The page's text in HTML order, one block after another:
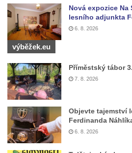
kostela svatého Mikuláše v Českých
Budějovicích
Socha svatého Jana Nepomuckého u
kostela svaté Rodiny v Českých
Socha S tebou v parku na
náměstí v Českých Budějovicích
Socha Tornádo v parku na
náměstí v Českých Budějovicích
Sousoší Humanoidi na Lannově třídě v
Českých Budějovicích
Nová expozice
lesního adjunkta
6. 8. 2026
výběžek.eu
Příměstský tábor
7. 8. 2026
Objevte tajemství
Ferdinanda
6. 8. 2026